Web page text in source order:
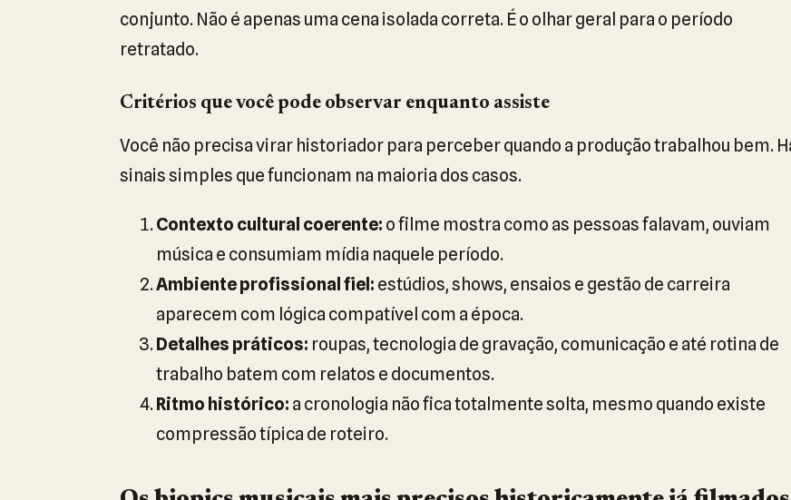
conjunto. Não é apenas uma cena isolada correta. É o olhar geral para o período
retratado.
Critérios que você pode observar enquanto assiste
Você não precisa virar historiador para perceber quando a produção trabalhou bem.
sinais simples que funcionam na maioria dos casos.
Contexto cultural coerente: o filme mostra como as pessoas falavam, ouviam
música e consumiam mídia naquele período.
Ambiente profissional fiel: estúdios, shows, ensaios e gestão de carreira
aparecem com lógica compatível com a época.
Detalhes práticos: roupas, tecnologia de gravação, comunicação e até rotina de
trabalho batem com relatos e documentos.
Ritmo histórico: a cronologia não fica totalmente solta, mesmo quando existe
compressão típica de roteiro.